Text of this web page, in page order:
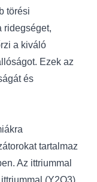
törési
ridegséget,
a kiváló
Ezek az
és
tartalmaz
Az ittriummal
(Y2O3)